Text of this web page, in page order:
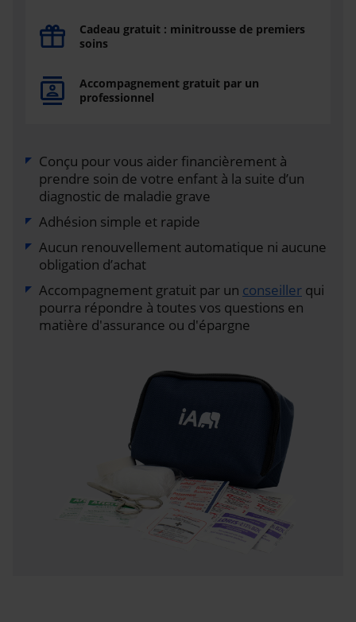
Cadeau gratuit : minitrousse de premiers
soins
Accompagnement gratuit par un
professionnel
Conçu pour vous aider financièrement à
prendre soin de votre enfant à la suite d’un
diagnostic de maladie grave
Adhésion simple et rapide
Aucun renouvellement automatique ni aucune
obligation d’achat
Accompagnement gratuit par un conseiller qui
pourra répondre à toutes vos questions en
matière d'assurance ou d'épargne